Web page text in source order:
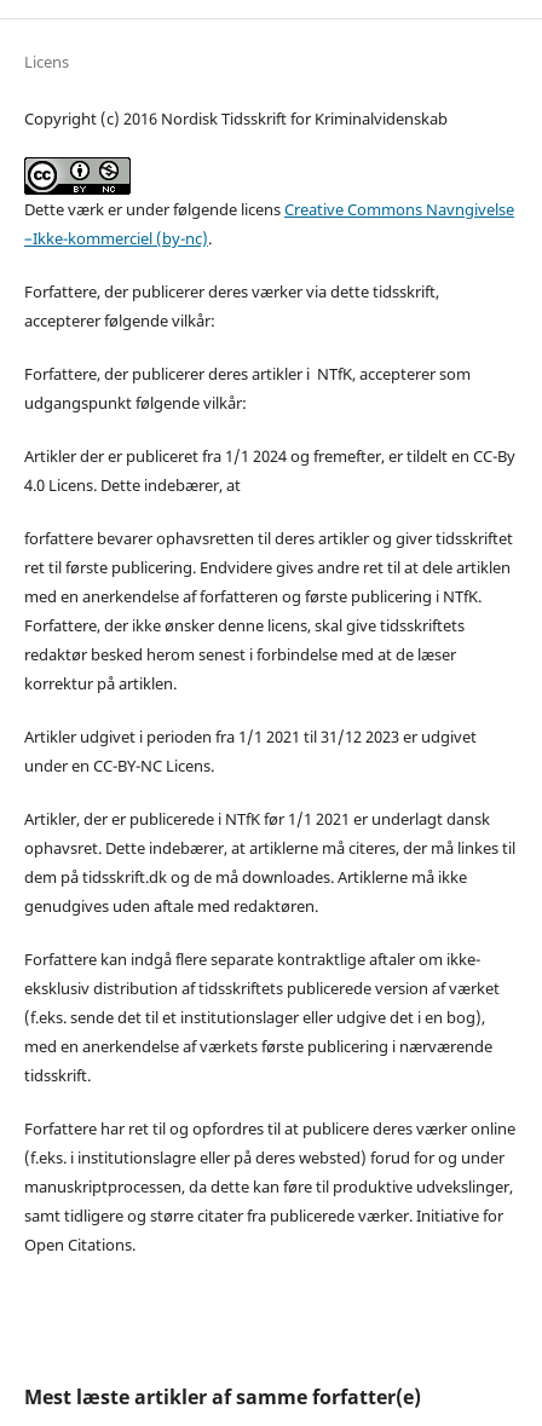
Licens
Copyright (c) 2016 Nordisk Tidsskrift for Kriminalvidenskab
Dette værk er under følgende licensCreative Commons Navngivelse
–Ikke-kommerciel (by-nc).
Forfattere, der publicerer deres værker via dette tidsskrift,
accepterer følgende vilkår:
Forfattere, der publicerer deres artikler i NTfK, accepterer som
udgangspunkt følgende vilkår:
Artikler der er publiceret fra 1/1 2024 og fremefter, er tildelt en CC-By
4.0 Licens. Dette indebærer, at
forfattere bevarer ophavsretten til deres artikler og giver tidsskriftet
ret til første publicering. Endvidere gives andre ret til at dele artiklen
med en anerkendelse af forfatteren og første publicering i NTfK.
Forfattere, der ikke ønsker denne licens, skal give tidsskriftets
redaktør besked herom senest i forbindelse med at de læser
korrektur på artiklen.
Artikler udgivet i perioden fra 1/1 2021 til 31/12 2023 er udgivet
under en CC-BY-NC Licens.
Artikler, der er publicerede i NTfK før 1/1 2021 er underlagt dansk
ophavsret. Dette indebærer, at artiklerne må citeres, der må linkes til
dem på tidsskrift.dk og de må downloades. Artiklerne må ikke
genudgives uden aftale med redaktøren.
Forfattere kan indgå flere separate kontraktlige aftaler om ikke-
eksklusiv distribution af tidsskriftets publicerede version af værket
(f.eks. sende det til et institutionslager eller udgive det i en bog),
med en anerkendelse af værkets første publicering i nærværende
tidsskrift.
Forfattere har ret til og opfordres til at publicere deres værker online
(f.eks. i institutionslagre eller på deres websted) forud for og under
manuskriptprocessen, da dette kan føre til produktive udvekslinger,
samt tidligere og større citater fra publicerede værker. Initiative for
Open Citations.
Mest læste artikler af samme forfatter(e)